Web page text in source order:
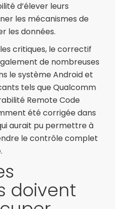
d’élever leurs
les mécanismes de
les données.
critiques, le correctif
de nombreuses
le système Android et
tels que Qualcomm
Remote Code
été corrigée dans
aurait pu permettre à
le contrôle complet
doivent